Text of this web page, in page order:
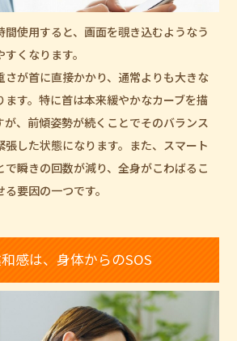
間使用すると、画面を覗き込むようなう
くなります。
さが首に直接かかり、通常よりも大きな
ます。特に首は本来緩やかなカーブを描
が、前傾姿勢が続くことでそのバランス
した状態になります。また、スマート
で瞬きの回数が減り、全身がこわばるこ
要因の一つです。
感は、身体からのSOS